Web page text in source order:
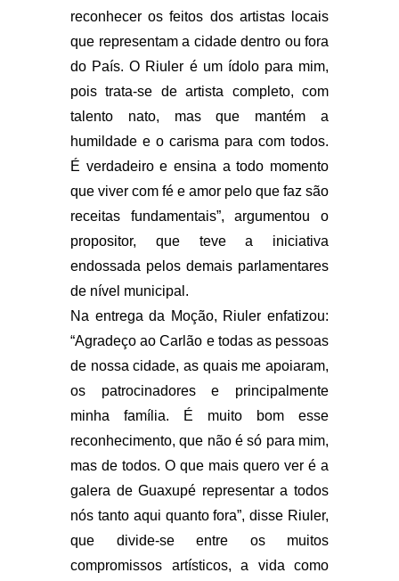
reconhecer os feitos dos artistas locais
que representam a cidade dentro ou fora
do País. O Riuler é um ídolo para mim,
pois trata-se de artista completo, com
talento nato, mas que mantém a
humildade e o carisma para com todos.
É verdadeiro e ensina a todo momento
que viver com fé e amor pelo que faz são
receitas fundamentais”, argumentou o
propositor, que teve a iniciativa
endossada pelos demais parlamentares
de nível municipal.
Na entrega da Moção, Riuler enfatizou:
“Agradeço ao Carlão e todas as pessoas
de nossa cidade, as quais me apoiaram,
os patrocinadores e principalmente
minha família. É muito bom esse
reconhecimento, que não é só para mim,
mas de todos. O que mais quero ver é a
galera de Guaxupé representar a todos
nós tanto aqui quanto fora”, disse Riuler,
que divide-se entre os muitos
compromissos artísticos, a vida como